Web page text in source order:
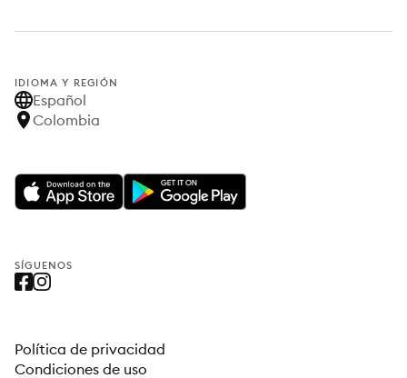
IDIOMA Y REGIÓN
Español
Colombia
SÍGUENOS
Política de privacidad
Condiciones de uso